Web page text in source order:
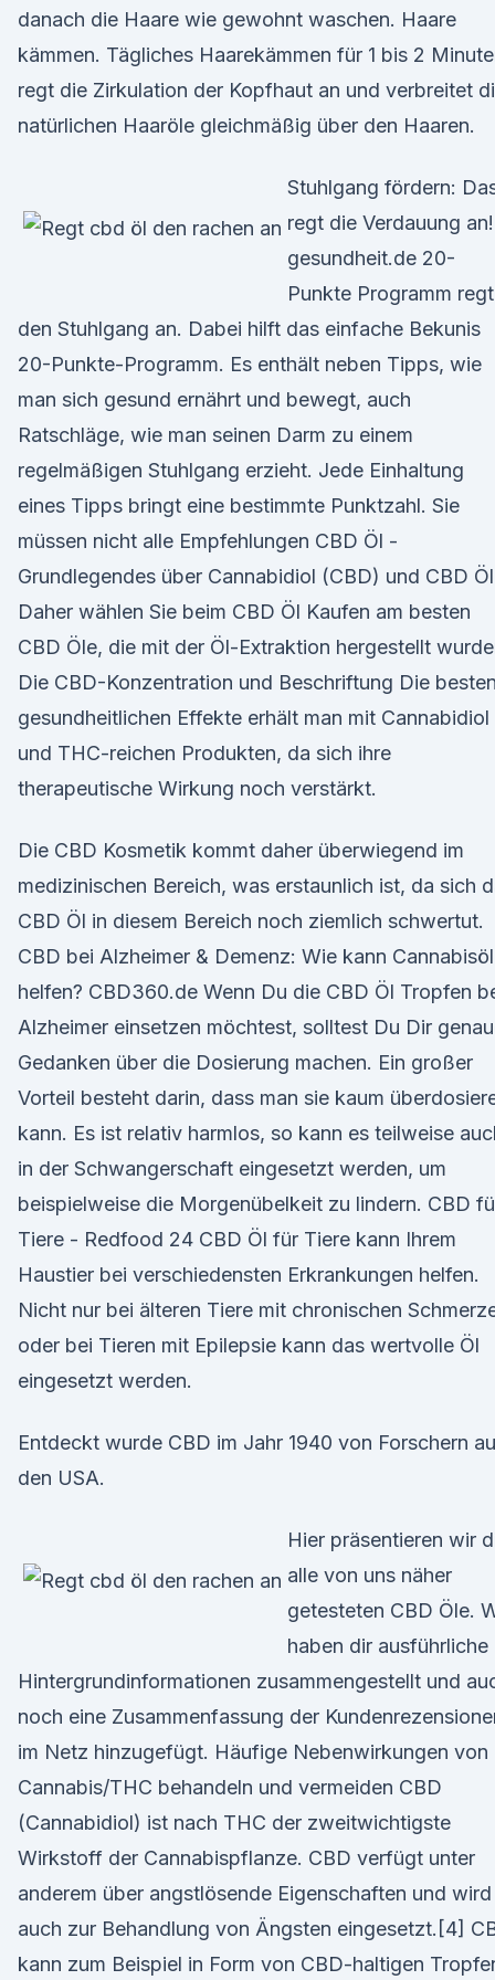
danach die Haare wie gewohnt waschen. Haare
kämmen. Tägliches Haarekämmen für 1 bis 2
regt die Zirkulation der Kopfhaut an und verbreitet
natürlichen Haaröle gleichmäßig über den Haaren.
Stuhlgang fördern:
regt die Verdauung an! |
gesundheit.de 20-
Punkte Programm regt
den Stuhlgang an. Dabei hilft das einfache Bekunis
20-Punkte-Programm. Es enthält neben Tipps, wie
man sich gesund ernährt und bewegt, auch
Ratschläge, wie man seinen Darm zu einem
regelmäßigen Stuhlgang erzieht. Jede Einhaltung
eines Tipps bringt eine bestimmte Punktzahl. Sie
müssen nicht alle Empfehlungen CBD Öl -
Grundlegendes über Cannabidiol (CBD) und CBD Öl
Daher wählen Sie beim CBD Öl Kaufen am besten
CBD Öle, die mit der Öl-Extraktion hergestellt
Die CBD-Konzentration und Beschriftung Die besten
gesundheitlichen Effekte erhält man mit Cannabidiol
und THC-reichen Produkten, da sich ihre
therapeutische Wirkung noch verstärkt.
Die CBD Kosmetik kommt daher überwiegend im
medizinischen Bereich, was erstaunlich ist, da sich
CBD Öl in diesem Bereich noch ziemlich schwertut.
CBD bei Alzheimer & Demenz: Wie kann Cannabisöl
helfen? CBD360.de Wenn Du die CBD Öl Tropfen
Alzheimer einsetzen möchtest, solltest Du Dir
Gedanken über die Dosierung machen. Ein großer
Vorteil besteht darin, dass man sie kaum
kann. Es ist relativ harmlos, so kann es teilweise
in der Schwangerschaft eingesetzt werden, um
beispielweise die Morgenübelkeit zu lindern. CBD
Tiere - Redfood 24 CBD Öl für Tiere kann Ihrem
Haustier bei verschiedensten Erkrankungen helfen.
Nicht nur bei älteren Tiere mit chronischen
oder bei Tieren mit Epilepsie kann das wertvolle Öl
eingesetzt werden.
Entdeckt wurde CBD im Jahr 1940 von Forschern
den USA.
Hier präsentieren wir
alle von uns näher
getesteten CBD Öle.
haben dir ausführliche
Hintergrundinformationen zusammengestellt und
noch eine Zusammenfassung der
im Netz hinzugefügt. Häufige Nebenwirkungen von
Cannabis/THC behandeln und vermeiden CBD
(Cannabidiol) ist nach THC der zweitwichtigste
Wirkstoff der Cannabispflanze. CBD verfügt unter
anderem über angstlösende Eigenschaften und wird
auch zur Behandlung von Ängsten eingesetzt.[4]
kann zum Beispiel in Form von CBD-haltigen